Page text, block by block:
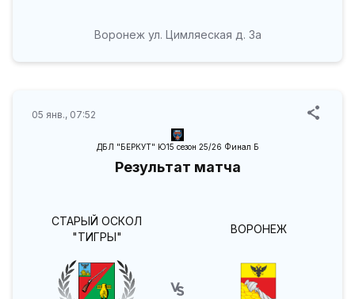
Воронеж ул. Цимляеская д. 3а
05 янв., 07:52
ДБЛ "БЕРКУТ" Ю15 сезон 25/26 Финал Б
Результат матча
СТАРЫЙ ОСКОЛ
"ТИГРЫ"
ВОРОНЕЖ